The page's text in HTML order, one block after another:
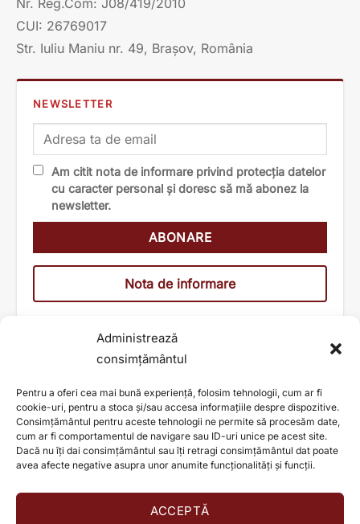
Administrează
consimțământul
Pentru a oferi cea mai bună experiență, folosim tehnologii, cum ar fi
cookie-uri, pentru a stoca și/sau accesa informațiile despre dispozitive.
Consimțământul pentru aceste tehnologii ne permite să procesăm date,
cum ar fi comportamentul de navigare sau ID-uri unice pe acest site.
Dacă nu îți dai consimțământul sau îți retragi consimțământul dat poate
avea afecte negative asupra unor anumite funcționalități și funcții.
ACCEPTĂ
CUI: 26769017
Str. Iuliu Maniu nr. 49, Brașov, România
NEWSLETTER
Am citit nota de informare privind protecția datelor
cu caracter personal și doresc să mă abonez la
newsletter.
Nota de informare